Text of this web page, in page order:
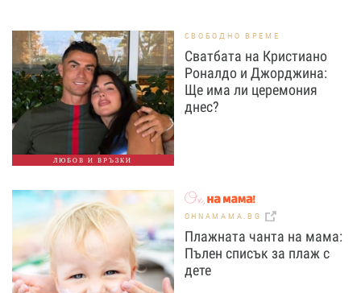
ЛЮБОВ И ВРЪЗКИ
СВОБОДНО ВРЕМЕ
Сватбата на Кристиано
Роналдо и Джорджина:
Ще има ли церемония
днес?
OHNAMAMA.BG
Плажната чанта на мама:
Пълен списък за плаж с
дете